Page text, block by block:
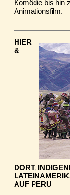
Komödie bis hin
Animationsfilm.
HIER
&
DORT,
AUF PERU